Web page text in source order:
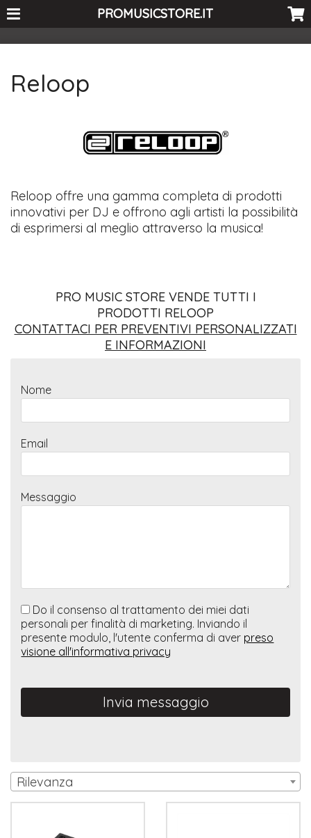
<-- Curio's GSC -->PROMUSICSTORE.IT
Reloop
Reloop offre una gamma completa di prodotti
innovativi per DJ e offrono agli artisti la possibilità
di esprimersi al meglio attraverso la musica!
PRO MUSIC STORE VENDE TUTTI I
PRODOTTI RELOOP
CONTATTACI PER PREVENTIVI PERSONALIZZATI
E INFORMAZIONI
Nome
Email
Messaggio
Do il consenso al trattamento dei miei dati
personali per finalità di marketing. Inviando il
presente modulo, l'utente conferma di aver preso
visione all'informativa privacy
Invia messaggio
Rilevanza